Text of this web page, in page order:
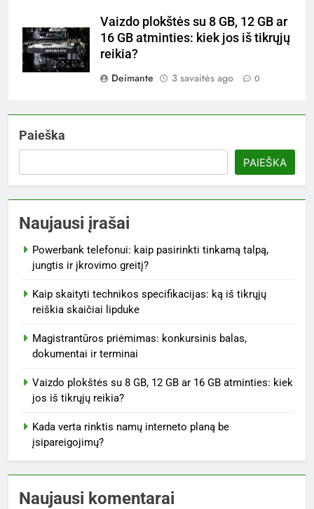
Vaizdo plokštės su 8 GB, 12 GB ar
16 GB atminties: kiek jos iš tikrųjų
reikia?
Deimante
3 savaitės ago 0
Paieška
PAIEŠKA
Naujausi įrašai
Powerbank telefonui: kaip pasirinkti tinkamą talpą,
jungtis ir įkrovimo greitį?
Kaip skaityti technikos specifikacijas: ką iš tikrųjų
reiškia skaičiai lipduke
Magistrantūros priėmimas: konkursinis balas,
dokumentai ir terminai
Vaizdo plokštės su 8 GB, 12 GB ar 16 GB atminties: kiek
jos iš tikrųjų reikia?
Kada verta rinktis namų interneto planą be
įsipareigojimų?
Naujausi komentarai